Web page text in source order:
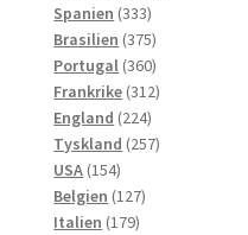
Spanien 333333
produkter
Brasilien 375375
produkter
Portugal 360360
produkter
Frankrike 312312
England 224224
produkter
Tyskland 257257
USA 154154
produkter
Belgien 127127
Italien 179179